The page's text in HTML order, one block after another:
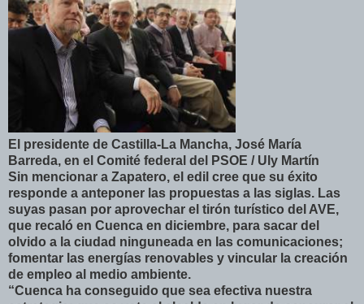
El presidente de Castilla-La Mancha, José María
Barreda, en el Comité federal del PSOE / Uly Martín
Sin mencionar a Zapatero, el edil cree que su éxito
responde a anteponer las propuestas a las siglas. Las
suyas pasan por aprovechar el tirón turístico del AVE,
que recaló en Cuenca en diciembre, para sacar del
olvido a la ciudad ninguneada en las comunicaciones;
fomentar las energías renovables y vincular la creación
de empleo al medio ambiente.
“Cuenca ha conseguido que sea efectiva nuestra